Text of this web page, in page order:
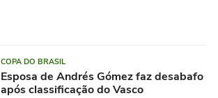
COPA DO BRASIL
Esposa de Andrés Gómez faz desabafo
após classificação do Vasco